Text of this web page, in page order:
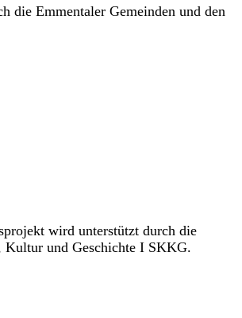
die Emmentaler Gemeinden und den
wird unterstützt durch die
und Geschichte I SKKG.